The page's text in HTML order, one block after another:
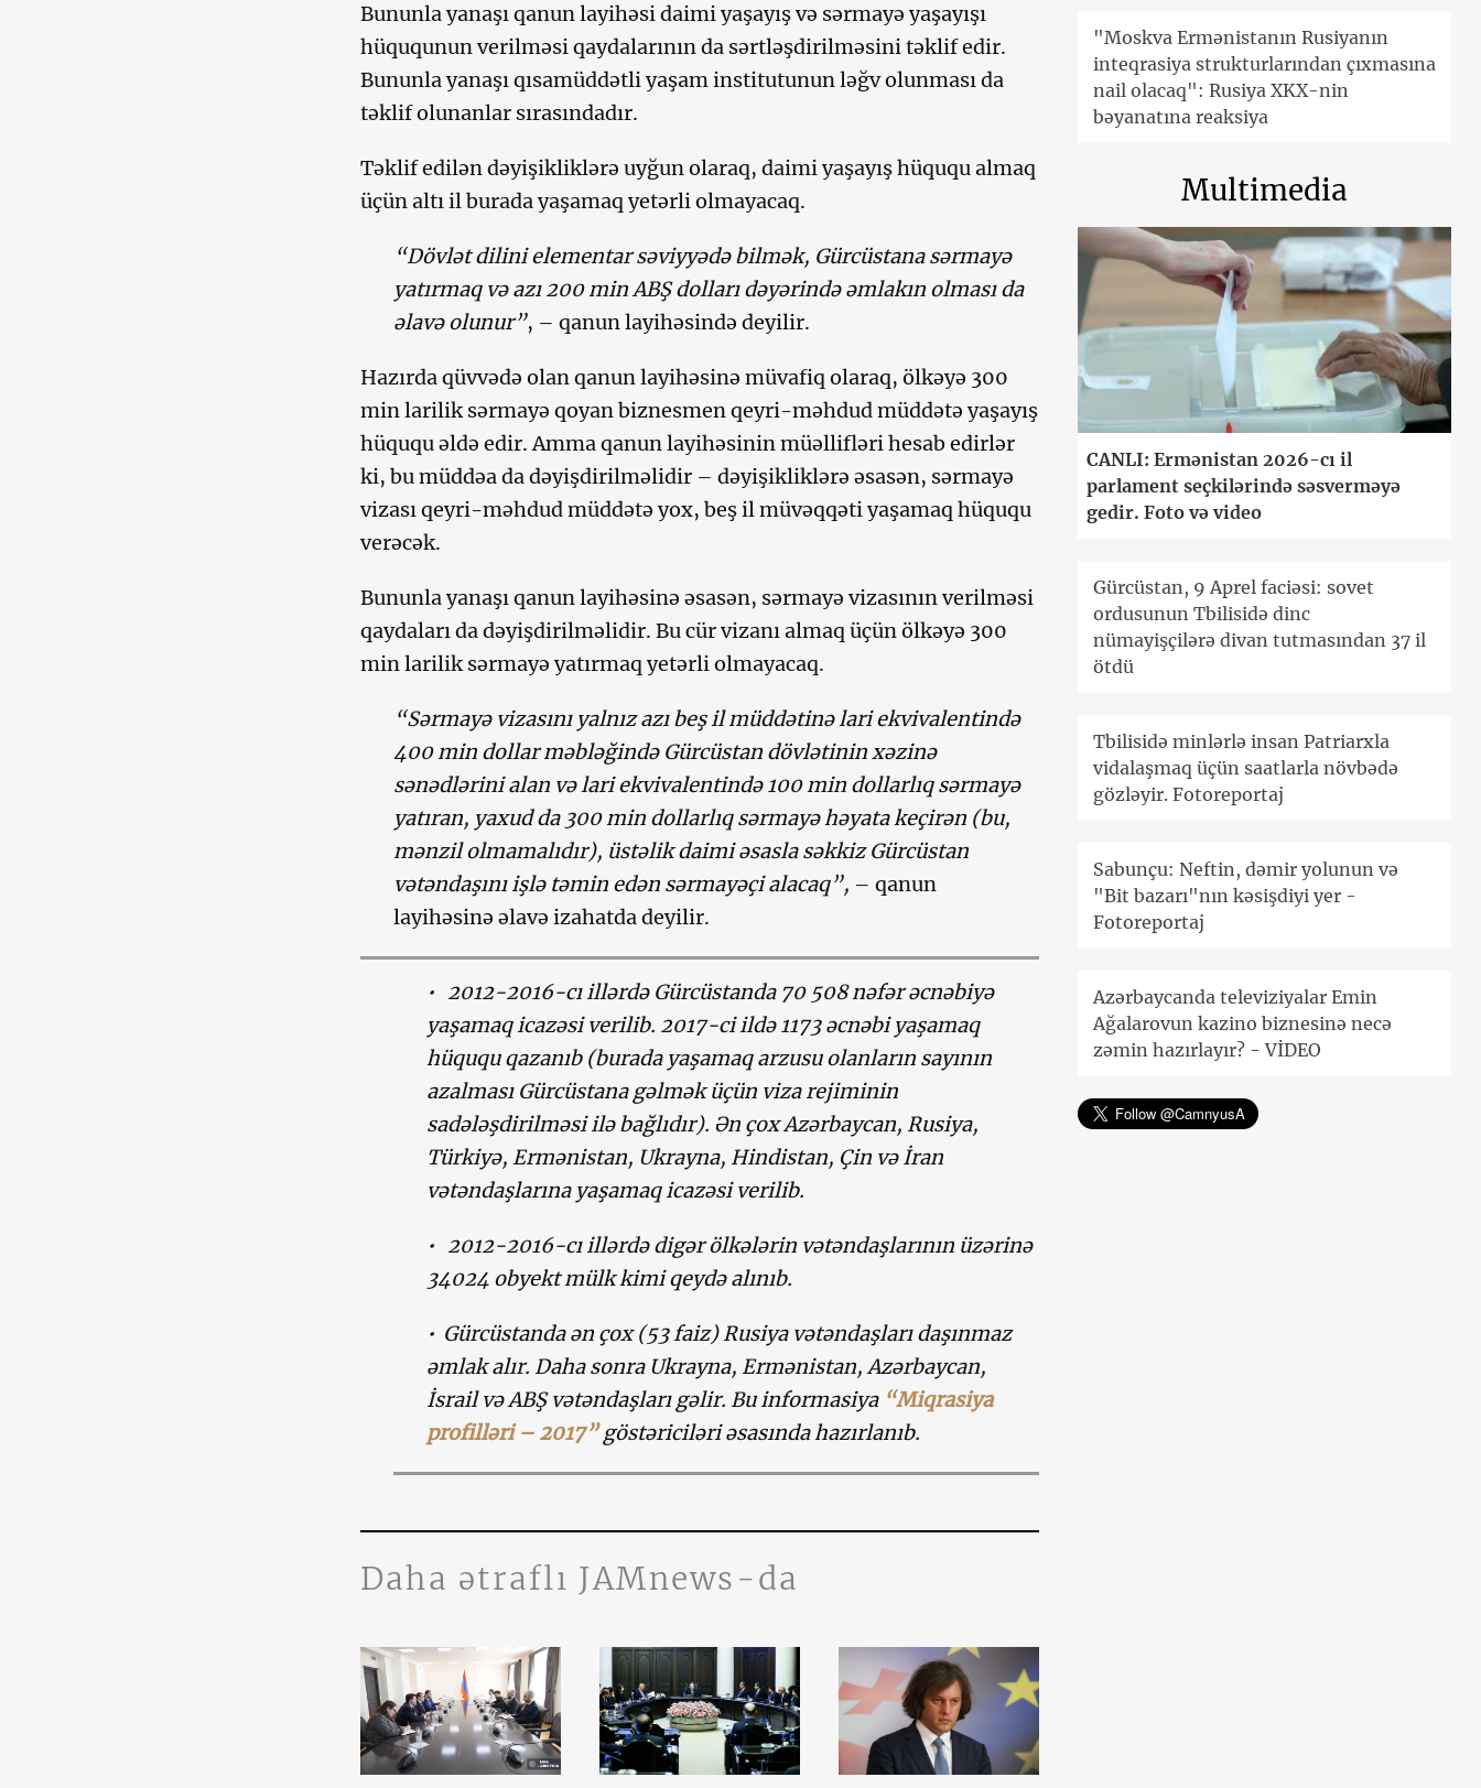
Bununla yanaşı qanun layihəsi daimi yaşayış və sərmayə yaşayışı
hüququnun verilməsi qaydalarının da sərtləşdirilməsini təklif edir.
Bununla yanaşı qısamüddətli yaşam institutunun ləğv olunması da
təklif olunanlar sırasındadır.
Təklif edilən dəyişikliklərə uyğun olaraq, daimi yaşayış hüququ almaq
üçün altı il burada yaşamaq yetərli olmayacaq.
“Dövlət dilini elementar səviyyədə bilmək, Gürcüstana sərmayə
yatırmaq və azı 200 min ABŞ dolları dəyərində əmlakın olması da
əlavə olunur”, – qanun layihəsində deyilir.
Hazırda qüvvədə olan qanun layihəsinə müvafiq olaraq, ölkəyə 300
min larilik sərmayə qoyan biznesmen qeyri-məhdud müddətə yaşayış
hüququ əldə edir. Amma qanun layihəsinin müəllifləri hesab edirlər
ki, bu müddəa da dəyişdirilməlidir – dəyişikliklərə əsasən, sərmayə
vizası qeyri-məhdud müddətə yox, beş il müvəqqəti yaşamaq hüququ
verəcək.
Bununla yanaşı qanun layihəsinə əsasən, sərmayə vizasının verilməsi
qaydaları da dəyişdirilməlidir. Bu cür vizanı almaq üçün ölkəyə 300
min larilik sərmayə yatırmaq yetərli olmayacaq.
“Sərmayə vizasını yalnız azı beş il müddətinə lari ekvivalentində
400 min dollar məbləğində Gürcüstan dövlətinin xəzinə
sənədlərini alan və lari ekvivalentində 100 min dollarlıq sərmayə
yatıran, yaxud da 300 min dollarlıq sərmayə həyata keçirən (bu,
mənzil olmamalıdır), üstəlik daimi əsasla səkkiz Gürcüstan
vətəndaşını işlə təmin edən sərmayəçi alacaq”, – qanun
layihəsinə əlavə izahatda deyilir.
• 2012-2016-cı illərdə Gürcüstanda 70 508 nəfər əcnəbiyə
yaşamaq icazəsi verilib. 2017-ci ildə 1173 əcnəbi yaşamaq
hüququ qazanıb (burada yaşamaq arzusu olanların sayının
azalması Gürcüstana gəlmək üçün viza rejiminin
sadələşdirilməsi ilə bağlıdır). Ən çox Azərbaycan, Rusiya,
Türkiyə, Ermənistan, Ukrayna, Hindistan, Çin və İran
vətəndaşlarına yaşamaq icazəsi verilib.
• 2012-2016-cı illərdə digər ölkələrin vətəndaşlarının üzərinə
34024 obyekt mülk kimi qeydə alınıb.
• Gürcüstanda ən çox (53 faiz) Rusiya vətəndaşları daşınmaz
əmlak alır. Daha sonra Ukrayna, Ermənistan, Azərbaycan,
İsrail və ABŞ vətəndaşları gəlir. Bu informasiya“Miqrasiya
profilləri – 2017” göstəriciləri əsasında hazırlanıb.
Daha ətraflı JAMnews-da
"Moskva Ermənistanın Rusiyanın
inteqrasiya strukturlarından çıxmasına
nail olacaq": Rusiya XKX-nin
bəyanatına reaksiya
Multimedia
CANLI: Ermənistan 2026-cı il
parlament seçkilərində səsverməyə
gedir. Foto və video
Gürcüstan, 9 Aprel faciəsi: sovet
ordusunun Tbilisidə dinc
nümayişçilərə divan tutmasından 37 il
ötdü
Tbilisidə minlərlə insan Patriarxla
vidalaşmaq üçün saatlarla növbədə
gözləyir. Fotoreportaj
Sabunçu: Neftin, dəmir yolunun və
"Bit bazarı"nın kəsişdiyi yer -
Fotoreportaj
Azərbaycanda televiziyalar Emin
Ağalarovun kazino biznesinə necə
zəmin hazırlayır? - VİDEO